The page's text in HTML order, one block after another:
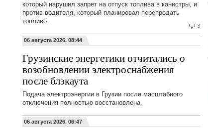
3
который нарушил запрет на отпуск топлива в канистры, и
против водителя, который планировал перепродать
топливо.
06 августа 2026, 08:44
Грузинские энергетики отчитались о
возобновлении электроснабжения
после блэкаута
Подача электроэнергии в Грузии после масштабного
отключения полностью восстановлена.
06 августа 2026, 06:47